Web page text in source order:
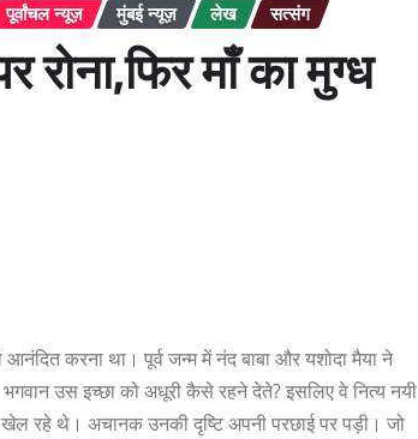
पूर्वांचल न्यूज़ मुंबई न्यूज़ लेख सत्संग
माँ का मुग्ध
करना था। पूर्व जन्म में नंद बाबा और यशोदा मैया ने
उस इच्छा को अधूरी कैसे रहने देते? इसलिए वे नित्य नयी
रहे थे। अचानक उनकी दृष्टि अपनी परछाई पर पड़ी। जो